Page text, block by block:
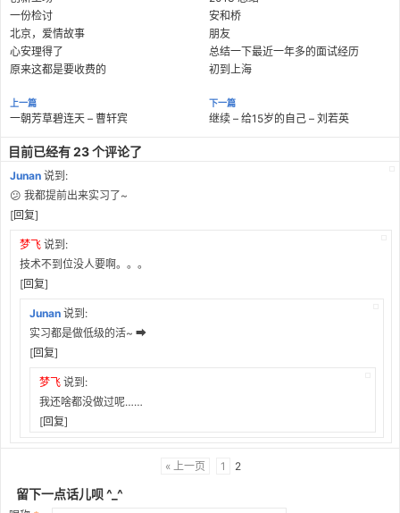
一份检讨
北京，爱情故事
心安理得了
原来这都是要收费的
安和桥
朋友
总结一下最近一年多的面试经历
初到上海
上一篇
一朝芳草碧连天 – 曹轩宾
下一篇
继续 – 给15岁的自己 – 刘若英
目前已经有 23 个评论了
Junan 说到:
😕 我都提前出来实习了~
[回复]
梦飞 说到:
技术不到位没人要啊。。。
[回复]
Junan 说到:
实习都是做低级的活~ ➡
[回复]
梦飞 说到:
我还啥都没做过呢……
[回复]
« 上一页 1 2
留下一点话儿呗 ^_^